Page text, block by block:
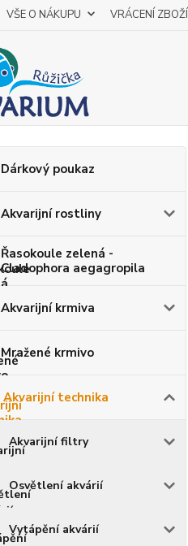
VŠE O NÁKUPU VRÁCENÍ ZBOŽÍ
Dárkový poukaz
Akvarijní rostliny
Řasokoule zelená -
Cladophora aegagropila
Akvarijní krmiva
Mražené krmivo
Akvarijní technika
Akvarijní filtry
Osvětlení akvárií
Vytápění akvárií